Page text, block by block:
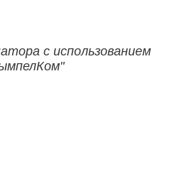
с использованием